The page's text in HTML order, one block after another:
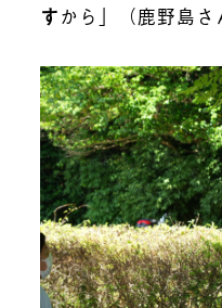
すから」（鹿野島さ